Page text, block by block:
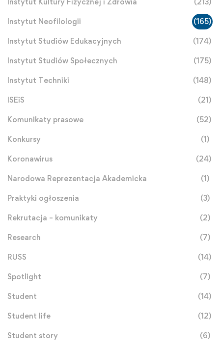
Instytut Neofilologii (165)
Instytut Studiów Edukacyjnych (174)
Instytut Studiów Społecznych (175)
Instytut Techniki (148)
ISEiS (21)
Komunikaty prasowe (52)
Konkursy (1)
Koronawirus (24)
Narodowa Reprezentacja Akademicka (1)
Praktyki ogłoszenia (3)
Rekrutacja – komunikaty (2)
Research (7)
RUSS (14)
Spotlight (7)
Student (14)
Student life (12)
Student story (6)